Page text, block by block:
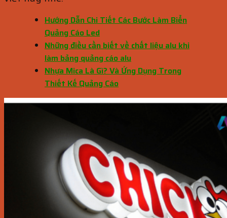
Hướng Dẫn Chi Tiết Các Bước Làm Biển
Quảng Cáo Led
Những điều cần biết về chất liệu alu khi
làm bảng quảng cáo alu
Nhựa Mica Là Gì? Và Ứng Dụng Trong
Thiết Kế Quảng Cáo